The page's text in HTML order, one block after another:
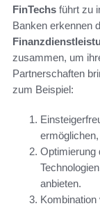
FinTechs führt zu
Banken erkennen
zusammen, um
Partnerschaften
zum Beispiel:
Optimierung
anbieten.